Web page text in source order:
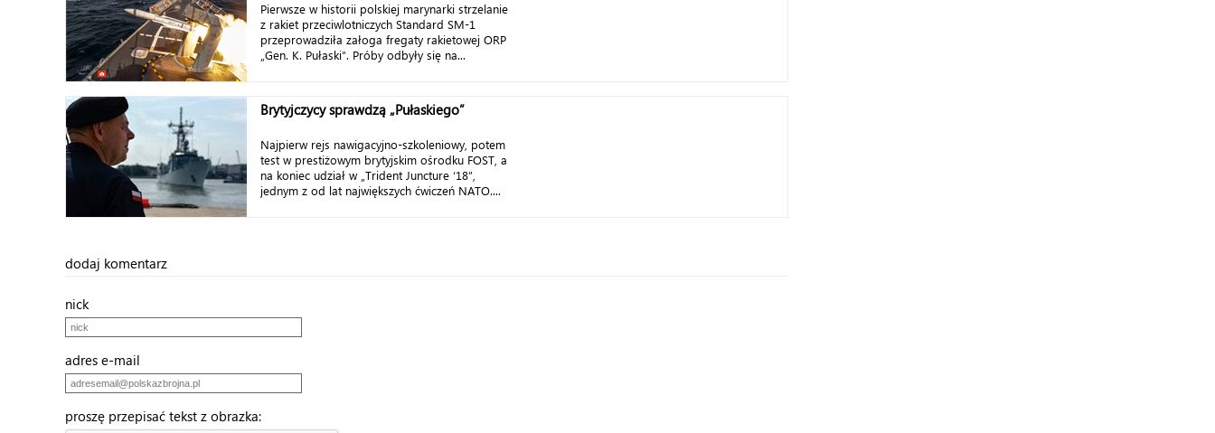
Pierwsze w historii polskiej marynarki strzelanie
z rakiet przeciwlotniczych Standard SM-1
przeprowadziła załoga fregaty rakietowej ORP
„Gen. K. Pułaski”. Próby odbyły się na...
Brytyjczycy sprawdzą „Pułaskiego”
Najpierw rejs nawigacyjno-szkoleniowy, potem
test w prestiżowym brytyjskim ośrodku FOST, a
na koniec udział w „Trident Juncture ‘18”,
jednym z od lat największych ćwiczeń NATO....
dodaj komentarz
nick
adres e-mail
proszę przepisać tekst z obrazka: